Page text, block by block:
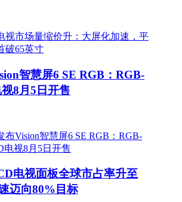
智慧屏6 SE RGB：RGB-
8月5日开售
电视面板全球市占率升至
迈向80%目标